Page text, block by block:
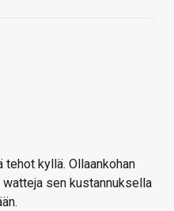
tehot kyllä. Ollaankohan
sen kustannuksella